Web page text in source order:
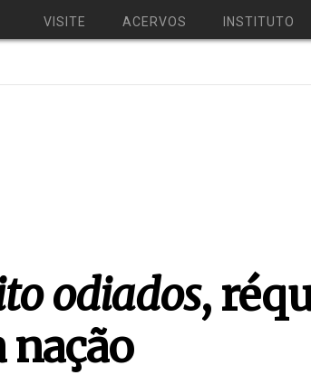
VISITE ACERVOS INSTITUTO
odiados,
nação